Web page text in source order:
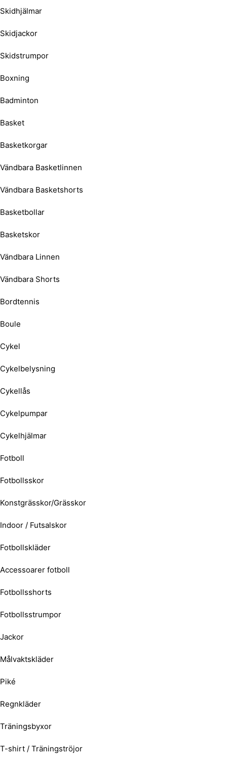
Skidhjälmar
Skidjackor
Skidstrumpor
Boxning
Badminton
Basket
Basketkorgar
Vändbara Basketlinnen
Vändbara Basketshorts
Basketbollar
Basketskor
Vändbara Linnen
Vändbara Shorts
Bordtennis
Boule
Cykel
Cykelbelysning
Cykellås
Cykelpumpar
Cykelhjälmar
Fotboll
Fotbollsskor
Konstgrässkor/Grässkor
Indoor / Futsalskor
Fotbollskläder
Accessoarer fotboll
Fotbollsshorts
Fotbollsstrumpor
Jackor
Målvaktskläder
Piké
Regnkläder
Träningsbyxor
T-shirt / Träningströjor